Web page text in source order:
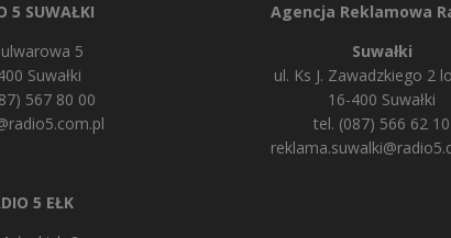
5 SUWAŁKI
5
Suwałki
567 80 00
5 EŁK
Agencja Reklamowa
Suwałki
ul. Ks J. Zawadzkiego 2
16-400 Suwałki
tel. (087) 566 62 10